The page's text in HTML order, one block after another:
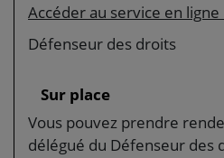
Accéder au service en ligne
Défenseur des droits
Sur place
Vous pouvez prendre
délégué du Défenseur des